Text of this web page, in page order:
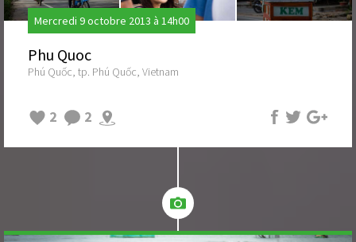
Mercredi 9 octobre 2013 à 14h00
Phu Quoc
Phú Quốc, tp. Phú Quốc, Vietnam
2 2